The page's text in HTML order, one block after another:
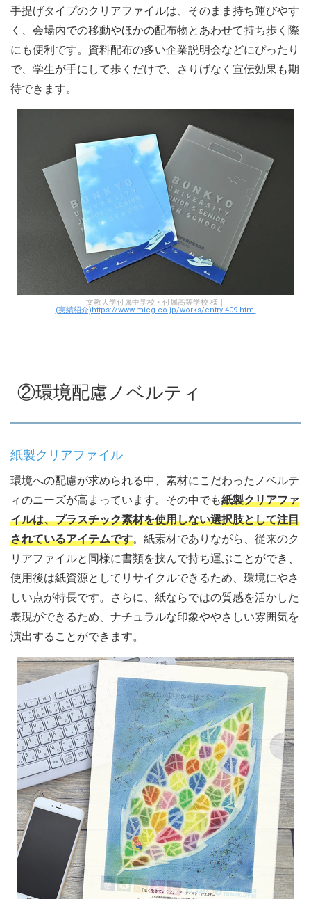
手提げタイプのクリアファイルは、そのまま持ち運びやす
く、会場内での移動やほかの配布物とあわせて持ち歩く際
にも便利です。資料配布の多い企業説明会などにぴったり
で、学生が手にして歩くだけで、さりげなく宣伝効果も期
待できます。
文教大学付属中学校・付属高等学校 様｜
(実績紹介)https://www.micg.co.jp/works/entry-409.html
②環境配慮ノベルティ
紙製クリアファイル
環境への配慮が求められる中、素材にこだわったノベルテ
ィのニーズが高まっています。その中でも紙製クリアファ
イルは、プラスチック素材を使用しない選択肢として注目
されているアイテムです。紙素材でありながら、従来のク
リアファイルと同様に書類を挟んで持ち運ぶことができ、
使用後は紙資源としてリサイクルできるため、環境にやさ
しい点が特長です。さらに、紙ならではの質感を活かした
表現ができるため、ナチュラルな印象ややさしい雰囲気を
演出することができます。